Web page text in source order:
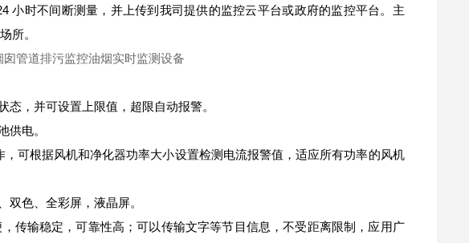
小时不间断测量，并上传到我司提供的监控云平台或政府的监控平台。主
所。
，并可设置上限值，超限自动报警。
供电。
可根据风机和净化器功率大小设置检测电流报警值，适应所有功率的风机
双色、全彩屏，液晶屏。
传输稳定，可靠性高；可以传输文字等节目信息，不受距离限制，应用广